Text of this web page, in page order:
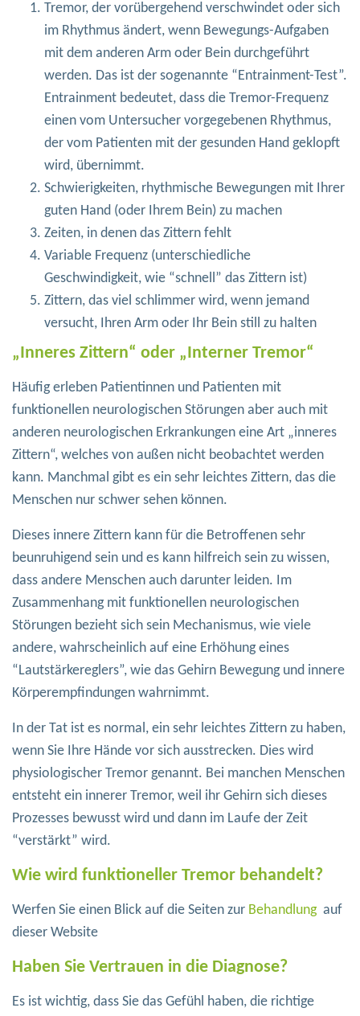
Tremor, der vorübergehend verschwindet oder sich
im Rhythmus ändert, wenn Bewegungs-Aufgaben
mit dem anderen Arm oder Bein durchgeführt
werden. Das ist der sogenannte “Entrainment-Test”.
Entrainment bedeutet, dass die Tremor-Frequenz
einen vom Untersucher vorgegebenen Rhythmus,
der vom Patienten mit der gesunden Hand geklopft
wird, übernimmt.
Schwierigkeiten, rhythmische Bewegungen mit Ihrer
guten Hand (oder Ihrem Bein) zu machen
Zeiten, in denen das Zittern fehlt
Variable Frequenz (unterschiedliche
Geschwindigkeit, wie “schnell” das Zittern ist)
Zittern, das viel schlimmer wird, wenn jemand
versucht, Ihren Arm oder Ihr Bein still zu halten
„Inneres Zittern“ oder „Interner Tremor“
Häufig erleben Patientinnen und Patienten mit
funktionellen neurologischen Störungen aber auch mit
anderen neurologischen Erkrankungen eine Art „inneres
Zittern“, welches von außen nicht beobachtet werden
kann. Manchmal gibt es ein sehr leichtes Zittern, das die
Menschen nur schwer sehen können.
Dieses innere Zittern kann für die Betroffenen sehr
beunruhigend sein und es kann hilfreich sein zu wissen,
dass andere Menschen auch darunter leiden. Im
Zusammenhang mit funktionellen neurologischen
Störungen bezieht sich sein Mechanismus, wie viele
andere, wahrscheinlich auf eine Erhöhung eines
“Lautstärkereglers”, wie das Gehirn Bewegung und innere
Körperempfindungen wahrnimmt.
In der Tat ist es normal, ein sehr leichtes Zittern zu haben,
wenn Sie Ihre Hände vor sich ausstrecken. Dies wird
physiologischer Tremor genannt. Bei manchen Menschen
entsteht ein innerer Tremor, weil ihr Gehirn sich dieses
Prozesses bewusst wird und dann im Laufe der Zeit
“verstärkt” wird.
Wie wird funktioneller Tremor behandelt?
Werfen Sie einen Blick auf die Seiten zur Behandlungauf
dieser Website
Haben Sie Vertrauen in die Diagnose?
Es ist wichtig, dass Sie das Gefühl haben, die richtige